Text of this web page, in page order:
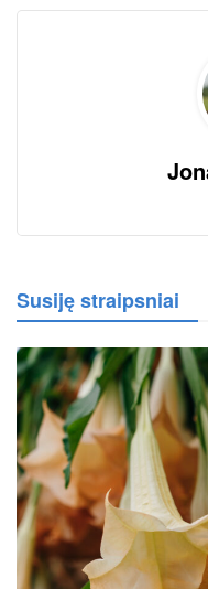
Susiję straipsniai